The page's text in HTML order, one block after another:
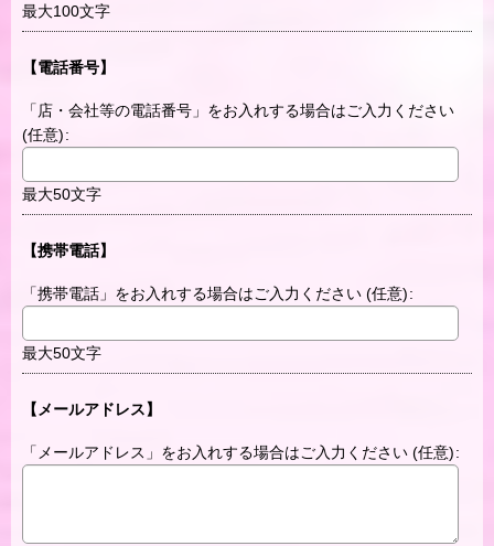
最大100文字
【電話番号】
「店・会社等の電話番号」をお入れする場合はご入力ください
(任意):
最大50文字
【携帯電話】
「携帯電話」をお入れする場合はご入力ください (任意):
最大50文字
【メールアドレス】
「メールアドレス」をお入れする場合はご入力ください (任意):